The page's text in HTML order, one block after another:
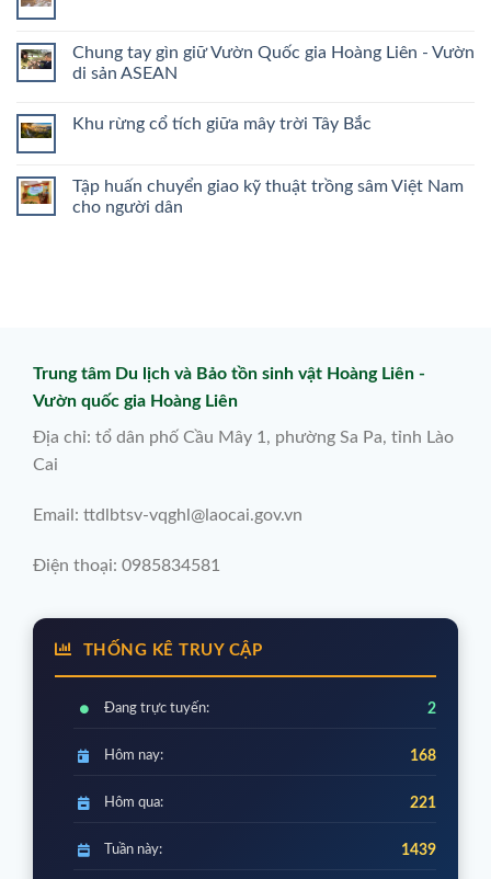
Chung tay gìn giữ Vườn Quốc gia Hoàng Liên - Vườn
di sản ASEAN
Khu rừng cổ tích giữa mây trời Tây Bắc
Tập huấn chuyển giao kỹ thuật trồng sâm Việt Nam
cho người dân
Trung tâm Du lịch và Bảo tồn sinh vật Hoàng Liên -
Vườn quốc gia Hoàng Liên
Địa chỉ: tổ dân phố Cầu Mây 1, phường Sa Pa, tỉnh Lào
Cai
Email: ttdlbtsv-vqghl@laocai.gov.vn
Điện thoại: 0985834581
THỐNG KÊ TRUY CẬP
Đang trực tuyến: 2
Hôm nay: 168
Hôm qua: 221
Tuần này: 1439